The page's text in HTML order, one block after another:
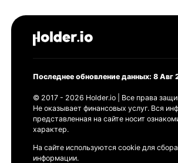
Последнее обновление данных: 8 Авг
© 2017 - 2026 Holder.io | Все права
Не оказывает финансовых услуг. Вся
представленная на сайте носит
характер.
На сайте используются cookie для
информации.